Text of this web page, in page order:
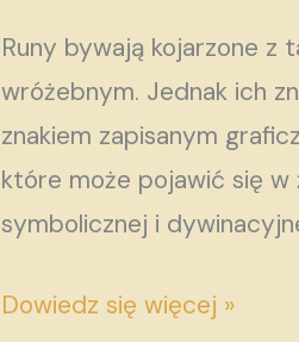
Runy bywają kojarzone
wróżebnym. Jednak ich
znakiem zapisanym
które może pojawić się w
symbolicznej i
drogi
–
od
symbolu
do
poznania
Dowiedz się więcej »